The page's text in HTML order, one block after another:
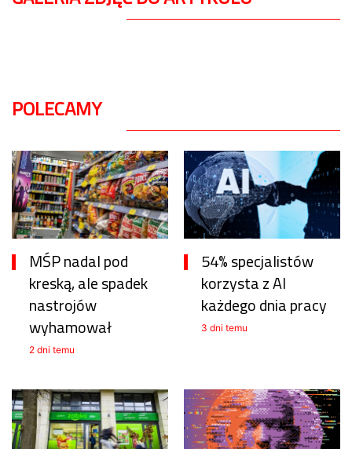
POLECAMY
MŚP nadal pod
kreską, ale spadek
nastrojów
wyhamował
2 dni temu
54% specjalistów
korzysta z AI
każdego dnia pracy
3 dni temu